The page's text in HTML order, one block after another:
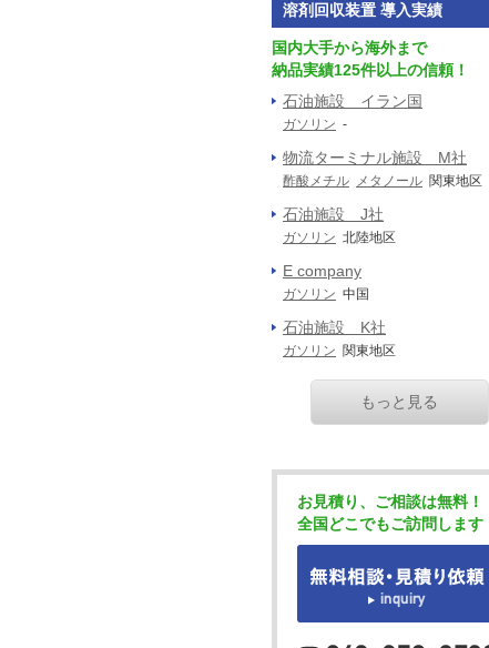
溶剤回収装置 導入実績
国内大手から海外まで
納品実績125件以上の信頼！
石油施設 イラン国
ガソリン -
物流ターミナル施設 M社
酢酸メチル メタノール 関東地区
石油施設 J社
ガソリン 北陸地区
E company
ガソリン 中国
石油施設 K社
ガソリン 関東地区
もっと見る
お見積り、ご相談は無料！
全国どこでもご訪問します